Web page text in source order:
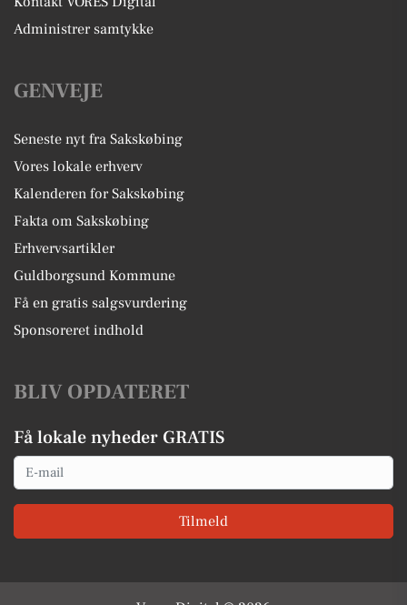
Administrer samtykke
GENVEJE
Seneste nyt fra Sakskøbing
Vores lokale erhverv
Kalenderen for Sakskøbing
Fakta om Sakskøbing
Erhvervsartikler
Guldborgsund Kommune
Få en gratis salgsvurdering
Sponsoreret indhold
BLIV OPDATERET
Få lokale nyheder GRATIS
Email
Tilmeld